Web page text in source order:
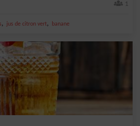
1
, jus de citron vert, banane